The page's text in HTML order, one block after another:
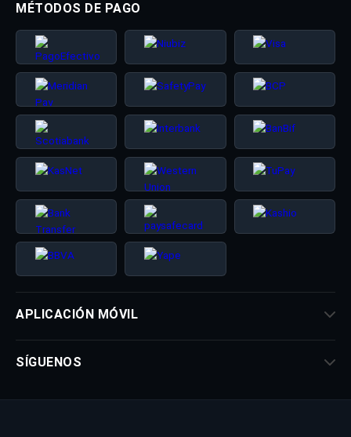
MÉTODOS DE PAGO
APLICACIÓN MÓVIL
SÍGUENOS